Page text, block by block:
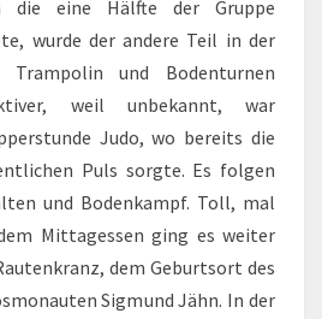
die eine Hälfte der Gruppe
wurde der andere Teil in der
und Bodenturnen
weil unbekannt, war
Judo, wo bereits die
Puls sorgte. Es folgen
und Bodenkampf. Toll, mal
Mittagessen ging es weiter
dem Geburtsort des
Sigmund Jähn. In der